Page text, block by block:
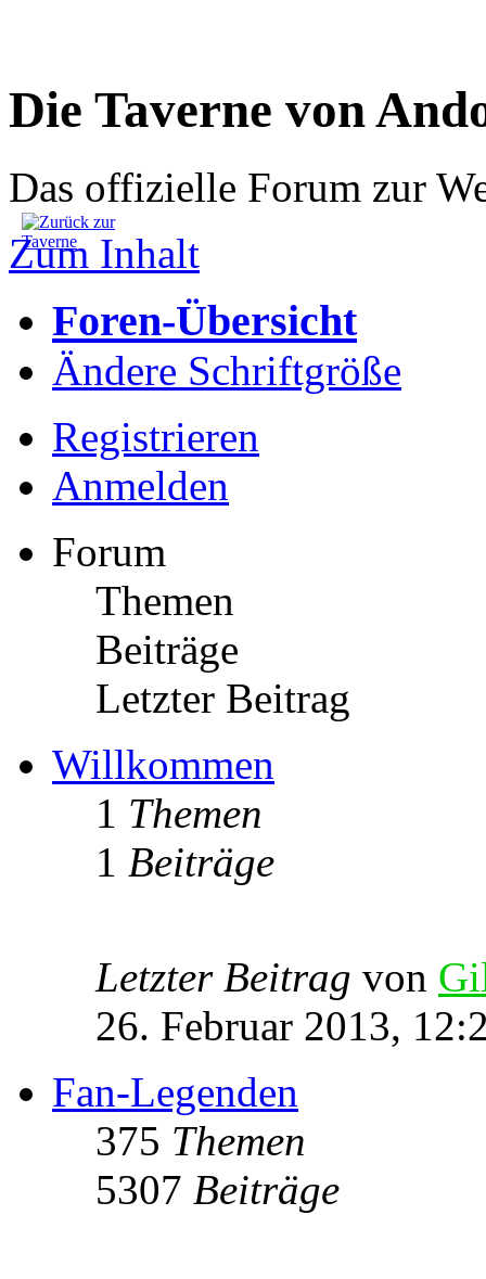
Die Taverne von
Das offizielle Forum zur
Zum Inhalt
Foren-Übersicht
Ändere Schriftgröße
Registrieren
Anmelden
Forum
Themen
Beiträge
Letzter Beitrag
Willkommen
1 Themen
1 Beiträge
Letzter Beitrag von
26. Februar 2013,
Fan-Legenden
375 Themen
5307 Beiträge